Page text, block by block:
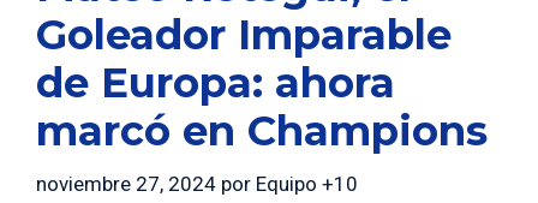
Goleador Imparable
de Europa: ahora
marcó en Champions
noviembre 27, 2024 por Equipo +10